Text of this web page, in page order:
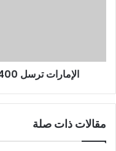
الإمارات ترسل 400 طن مساعدات غذائية إلى غزة
مقالات ذات صلة